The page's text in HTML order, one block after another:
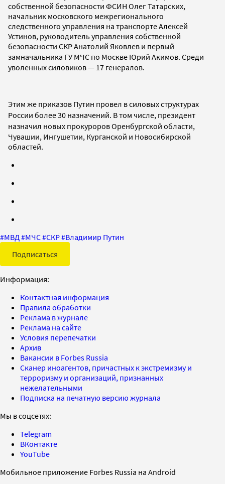
собственной безопасности ФСИН Олег Татарских,
начальник московского межрегионального
следственного управления на транспорте Алексей
Устинов, руководитель управления собственной
безопасности СКР Анатолий Яковлев и первый
замначальника ГУ МЧС по Москве Юрий Акимов. Среди
уволенных силовиков — 17 генералов.
Этим же приказов Путин провел в силовых структурах
России более 30 назначений. В том числе, президент
назначил новых прокуроровОренбургской области,
Чувашии, Ингушетии, Курганской и Новосибирской
областей.
#МВД #МЧС#СКР#Владимир Путин
Подписаться
Информация:
Контактная информация
Правила обработки
Реклама в журнале
Реклама на сайте
Условия перепечатки
Архив
Вакансии в Forbes Russia
Сканер иноагентов, причастных к экстремизму и
терроризму и организаций, признанных
нежелательными
Подписка на печатную версию журнала
Мы в соцсетях:
Telegram
ВКонтакте
YouTube
Мобильное приложение Forbes Russia на Android